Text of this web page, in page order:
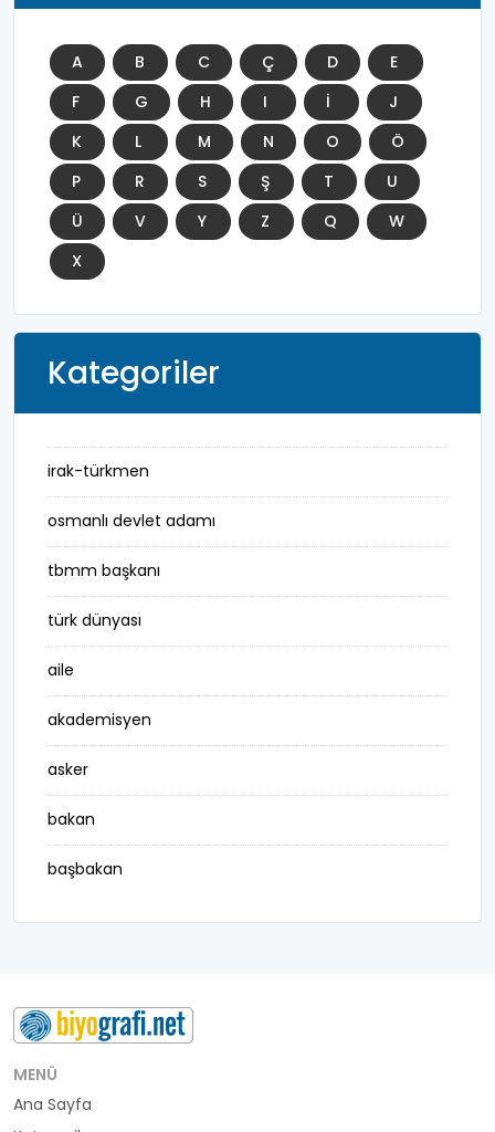
A B C Ç D
E
F
G H I İ
J
K
L M N O
Ö
P
R S Ş T
U
Ü
V Y Z Q
W
X
Kategoriler
irak-türkmen
osmanlı devlet adamı
tbmm başkanı
türk dünyası
aile
akademisyen
asker
bakan
başbakan
belediye başkanı
buluş
bürokrat
büyükelçi
MENÜ
Ana Sayfa